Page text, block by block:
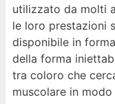
utilizzato da molti
le loro prestazioni
disponibile in
della forma
tra coloro che
muscolare in